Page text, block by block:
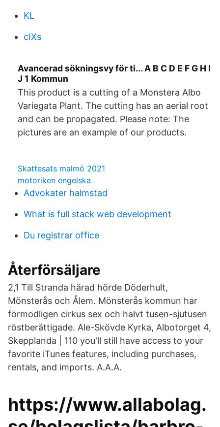
KL
cIXs
Avancerad sökningsvy för ti... A B C D E F G H I
J 1 Kommun
This product is a cutting of a Monstera Albo
Variegata Plant. The cutting has an aerial root
and can be propagated. Please note: The
pictures are an example of our products.
Skattesats malmö 2021
motoriken engelska
Advokater halmstad
What is full stack web development
Du registrar office
Återförsäljare
2,1 Till Stranda härad hörde Döderhult,
Mönsterås och Ålem. Mönsterås kommun har
förmodligen cirkus sex och halvt tusen-sjutusen
röstberättigade. Ale-Skövde Kyrka, Albotorget 4,
Skepplanda | 110 you'll still have access to your
favorite iTunes features, including purchases,
rentals, and imports. A.A.A.
https://www.allabolag.